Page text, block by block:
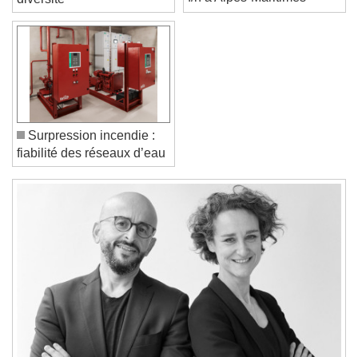
Font Family
Reset
Done
Close Modal Dialog
End of dialog window.
diversité
f/h à Alpes-Maritimes
Surpression incendie :
fiabilité des réseaux d’eau